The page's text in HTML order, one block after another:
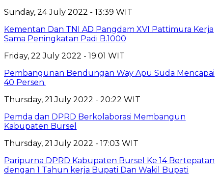
Sunday, 24 July 2022 - 13:39 WIT
Kementan Dan TNI AD Pangdam XVI Pattimura Kerja
Sama Peningkatan Padi B.1000
Friday, 22 July 2022 - 19:01 WIT
Pembangunan Bendungan Way Apu Suda Mencapai
40 Persen.
Thursday, 21 July 2022 - 20:22 WIT
Pemda dan DPRD Berkolaborasi Membangun
Kabupaten Bursel
Thursday, 21 July 2022 - 17:03 WIT
Paripurna DPRD Kabupaten Bursel Ke 14 Bertepatan
dengan 1 Tahun kerja Bupati Dan Wakil Bupati